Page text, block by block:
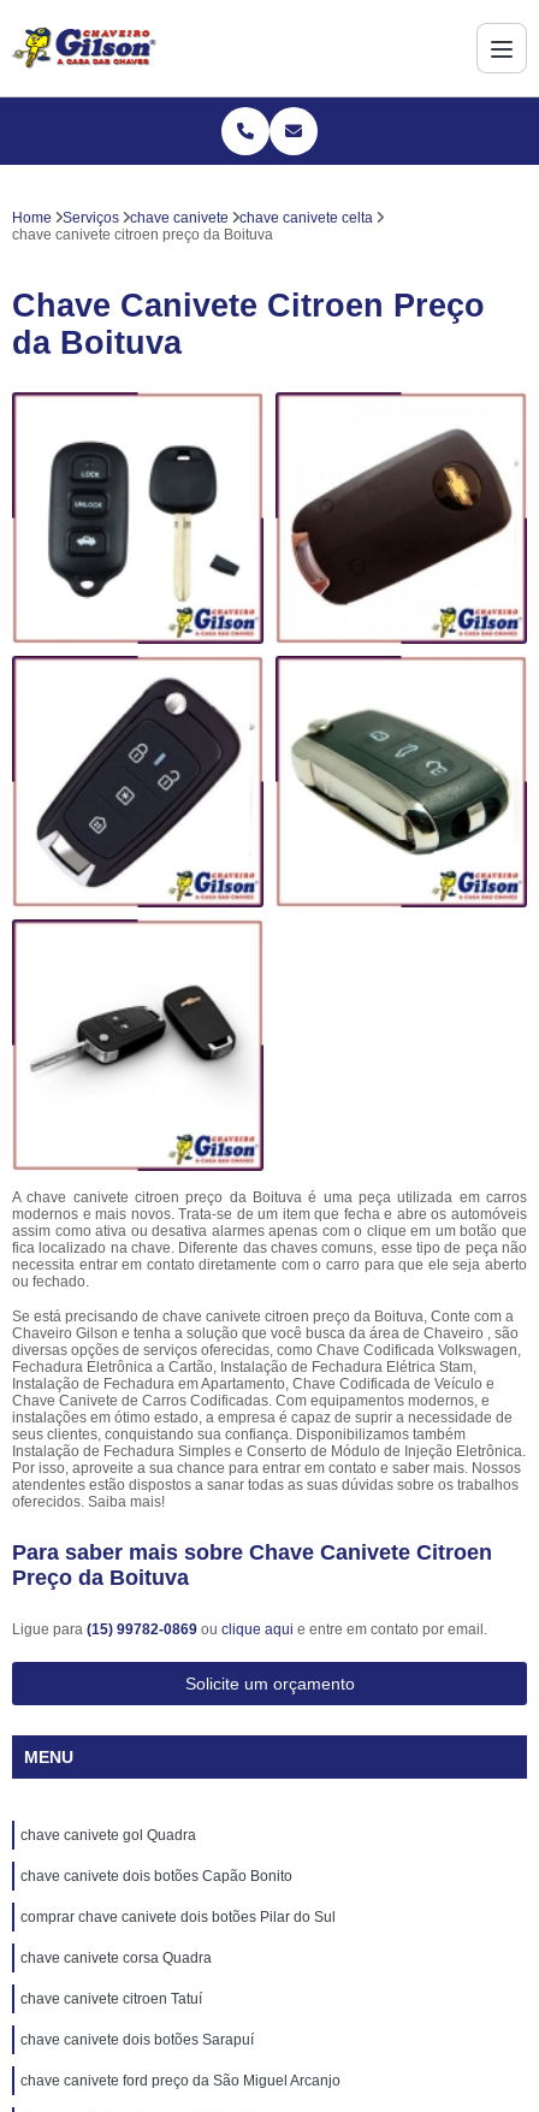
Home Serviços chave canivete
chave canivete celta
chave canivete citroen preço da Boituva
Chave Canivete Citroen Preço
da Boituva
A chave canivete citroen preço da Boituva é uma peça utilizada em carros
modernos e mais novos. Trata-se de um item que fecha e abre os automóveis
assim como ativa ou desativa alarmes apenas com o clique em um botão que
fica localizado na chave. Diferente das chaves comuns, esse tipo de peça não
necessita entrar em contato diretamente com o carro para que ele seja aberto
ou fechado.
Se está precisando de chave canivete citroen preço da Boituva, Conte com a
Chaveiro Gilson e tenha a solução que você busca da área de Chaveiro , são
diversas opções de serviços oferecidas, como Chave Codificada Volkswagen,
Fechadura Eletrônica a Cartão, Instalação de Fechadura Elétrica Stam,
Instalação de Fechadura em Apartamento, Chave Codificada de Veículo e
Chave Canivete de Carros Codificadas. Com equipamentos modernos, e
instalações em ótimo estado, a empresa é capaz de suprir a necessidade de
seus clientes, conquistando sua confiança. Disponibilizamos também
Instalação de Fechadura Simples e Conserto de Módulo de Injeção Eletrônica.
Por isso, aproveite a sua chance para entrar em contato e saber mais. Nossos
atendentes estão dispostos a sanar todas as suas dúvidas sobre os trabalhos
oferecidos. Saiba mais!
Para saber mais sobre Chave Canivete Citroen
Preço da Boituva
Ligue para (15) 99782-0869 ou clique aqui e entre em contato por email.
Solicite um orçamento
MENU
chave canivete gol Quadra
chave canivete dois botões Capão Bonito
comprar chave canivete dois botões Pilar do Sul
chave canivete corsa Quadra
chave canivete citroen Tatuí
chave canivete dois botões Sarapuí
chave canivete ford preço da São Miguel Arcanjo